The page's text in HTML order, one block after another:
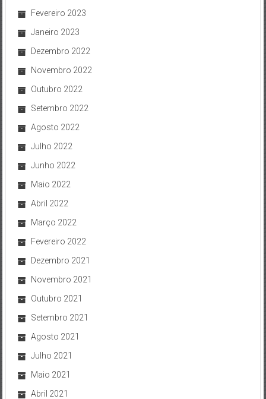
Fevereiro 2023
Janeiro 2023
Dezembro 2022
Novembro 2022
Outubro 2022
Setembro 2022
Agosto 2022
Julho 2022
Junho 2022
Maio 2022
Abril 2022
Março 2022
Fevereiro 2022
Dezembro 2021
Novembro 2021
Outubro 2021
Setembro 2021
Agosto 2021
Julho 2021
Maio 2021
Abril 2021